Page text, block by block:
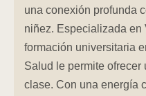
una conexión profunda
niñez. Especializada en
formación universitaria
Salud le permite
clase. Con una energía